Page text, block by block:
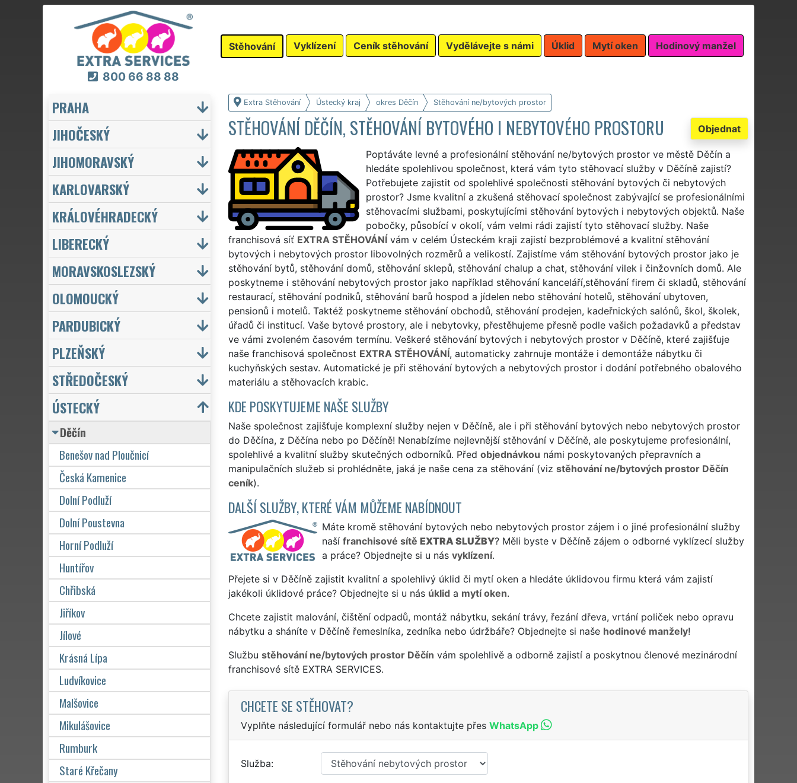
800 66 88 88
Stěhování Vyklízení Ceník stěhování Vydělávejte s námi Úklid Mytí oken Hodinový manžel
Extra Stěhování Ústecký kraj okres Děčín Stěhování ne/bytových prostor
Objednat
STĚHOVÁNÍ DĚČÍN, STĚHOVÁNÍ BYTOVÉHO I NEBYTOVÉHO PROSTORU
Poptáváte levné a profesionální stěhování ne/bytových prostor ve městě Děčín a
hledáte spolehlivou společnost, která vám tyto stěhovací služby v Děčíně zajistí?
Potřebujete zajistit od spolehlivé společnosti stěhování bytových či nebytových
prostor? Jsme kvalitní a zkušená stěhovací společnost zabývající se profesionálními
stěhovacími službami, poskytujícími stěhování bytových i nebytových objektů. Naše
pobočky, působící v okolí, vám velmi rádi zajistí tyto stěhovací služby. Naše
franchisová síť EXTRA STĚHOVÁNÍvám v celém Ústeckém kraji zajistí bezproblémové a kvalitní stěhování
bytových i nebytových prostor libovolných rozměrů a velikostí. Zajistíme vám stěhování bytových prostor jako je
stěhování bytů, stěhování domů, stěhování sklepů, stěhování chalup a chat, stěhování vilek i činžovních domů. Ale
poskytneme i stěhování nebytových prostor jako například stěhování kanceláří,stěhování firem či skladů, stěhování
restaurací, stěhování podniků, stěhování barů hospod a jídelen nebo stěhování hotelů, stěhování ubytoven,
pensionů i motelů. Taktéž poskytneme stěhování obchodů, stěhování prodejen, kadeřnických salónů, škol, školek,
úřadů či institucí. Vaše bytové prostory, ale i nebytovky, přestěhujeme přesně podle vašich požadavků a představ
ve vámi zvoleném časovém termínu. Veškeré stěhování bytových i nebytových prostor v Děčíně, které zajišťuje
naše franchisová společnost EXTRA STĚHOVÁNÍ, automaticky zahrnuje montáže i demontáže nábytku či
kuchyňských sestav. Automatické je při stěhování bytových a nebytových prostor i dodání potřebného obalového
materiálu a stěhovacích krabic.
KDE POSKYTUJEME NAŠE SLUŽBY
Naše společnost zajišťuje komplexní služby nejen v Děčíně, ale i při stěhování bytových nebo nebytových prostor
do Děčína, z Děčína nebo po Děčíně! Nenabízíme nejlevnější stěhování v Děčíně, ale poskytujeme profesionální,
spolehlivé a kvalitní služby skutečných odborníků. Před objednávkou námi poskytovaných přepravních a
manipulačních služeb si prohlédněte, jaká je naše cena za stěhování (viz stěhování ne/bytových prostor Děčín
ceník).
DALŠÍ SLUŽBY, KTERÉ VÁM MŮŽEME NABÍDNOUT
Máte kromě stěhování bytových nebo nebytových prostor zájem i o jiné profesionální služby
naší franchisové sítě EXTRA SLUŽBY? Měli byste v Děčíně zájem o odborné vyklízecí služby
a práce? Objednejte si u nás vyklízení.
Přejete si v Děčíně zajistit kvalitní a spolehlivý úklid či mytí oken a hledáte úklidovou firmu která vám zajistí
jakékoli úklidové práce? Objednejte si u nás úklid a mytí oken.
Chcete zajistit malování, čištění odpadů, montáž nábytku, sekání trávy, řezání dřeva, vrtání poliček nebo opravu
nábytku a sháníte v Děčíně řemeslníka, zedníka nebo údržbáře? Objednejte si naše hodinové manžely!
Službu stěhování ne/bytových prostor Děčín vám spolehlivě a odborně zajistí a poskytnou členové mezinárodní
franchisové sítě EXTRA SERVICES.
CHCETE SE STĚHOVAT?
Vyplňte následující formulář nebo nás kontaktujte přes WhatsApp
Služba
PRAHA
JIHOČESKÝ
JIHOMORAVSKÝ
KARLOVARSKÝ
KRÁLOVÉHRADECKÝ
LIBERECKÝ
MORAVSKOSLEZSKÝ
OLOMOUCKÝ
PARDUBICKÝ
PLZEŇSKÝ
STŘEDOČESKÝ
ÚSTECKÝ
Děčín
Benešov nad Ploučnicí
Česká Kamenice
Dolní Podluží
Dolní Poustevna
Horní Podluží
Huntířov
Chřibská
Jiříkov
Jílové
Krásná Lípa
Ludvíkovice
Malšovice
Mikulášovice
Rumburk
Staré Křečany